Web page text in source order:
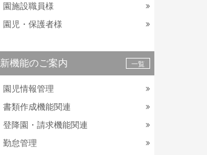
園施設職員様
園児・保護者様
新機能のご案内 一覧
園児情報管理
書類作成機能関連
登降園・請求機能関連
勤怠管理